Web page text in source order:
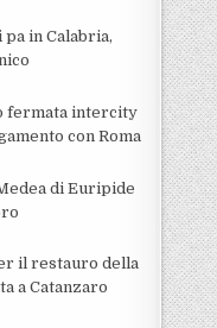
in Calabria,
fermata intercity
con Roma
di Euripide
il restauro della
a Catanzaro